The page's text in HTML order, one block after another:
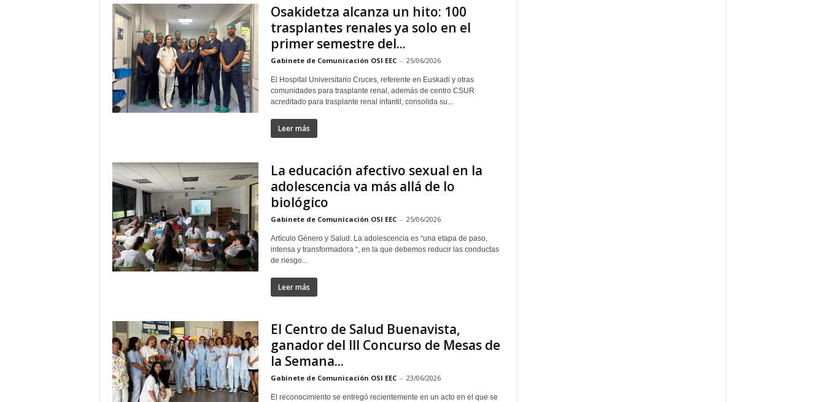
Osakidetza alcanza un hito: 100
trasplantes renales ya solo en el
primer semestre del...
Gabinete de Comunicación OSI EEC - 25/06/2026
El Hospital Universitario Cruces, referente en Euskadi y otras
comunidades para trasplante renal, además de centro CSUR
acreditado para trasplante renal infantil, consolida su...
Leer más
La educación afectivo sexual en la
adolescencia va más allá de lo
biológico
Gabinete de Comunicación OSI EEC - 25/06/2026
Artículo Género y Salud. La adolescencia es “una etapa de paso,
intensa y transformadora “, en la que debemos reducir las conductas
de riesgo...
Leer más
El Centro de Salud Buenavista,
ganador del III Concurso de Mesas de
la Semana...
Gabinete de Comunicación OSI EEC - 23/06/2026
El reconocimiento se entregó recientemente en un acto en el que se